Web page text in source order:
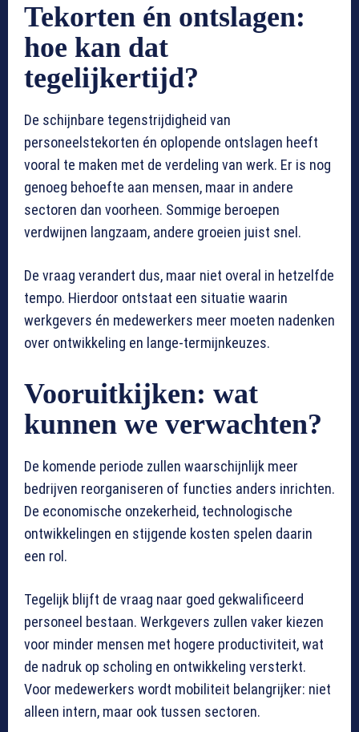
Tekorten én ontslagen:
hoe kan dat
tegelijkertijd?
De schijnbare tegenstrijdigheid van
personeelstekorten én oplopende ontslagen heeft
vooral te maken met de verdeling van werk. Er is nog
genoeg behoefte aan mensen, maar in andere
sectoren dan voorheen. Sommige beroepen
verdwijnen langzaam, andere groeien juist snel.
De vraag verandert dus, maar niet overal in hetzelfde
tempo. Hierdoor ontstaat een situatie waarin
werkgevers én medewerkers meer moeten nadenken
over ontwikkeling en lange-termijnkeuzes.
Vooruitkijken: wat
kunnen we verwachten?
De komende periode zullen waarschijnlijk meer
bedrijven reorganiseren of functies anders inrichten.
De economische onzekerheid, technologische
ontwikkelingen en stijgende kosten spelen daarin
een rol.
Tegelijk blijft de vraag naar goed gekwalificeerd
personeel bestaan. Werkgevers zullen vaker kiezen
voor minder mensen met hogere productiviteit, wat
de nadruk op scholing en ontwikkeling versterkt.
Voor medewerkers wordt mobiliteit belangrijker: niet
alleen intern, maar ook tussen sectoren.